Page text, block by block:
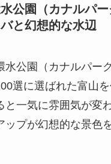
公園（カナルパ
と幻想的な水辺
水公園（カナルパー
選に選ばれた富山
と一気に雰囲気が変
ップが幻想的な景色